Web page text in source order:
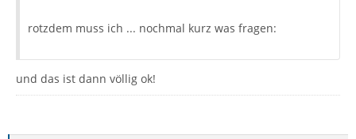
rotzdem muss ich ... nochmal kurz was fragen:
und das ist dann völlig ok!